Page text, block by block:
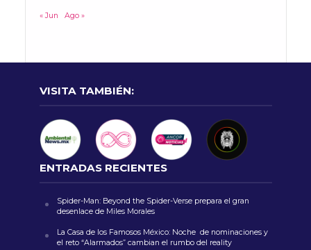
« Jun Ago »
VISITA TAMBIÉN:
ENTRADAS RECIENTES
Spider-Man: Beyond the Spider-Verse prepara el gran
desenlace de Miles Morales
La Casa de los Famosos México: Noche de nominaciones y
el reto “Alarmados” cambian el rumbo del reality